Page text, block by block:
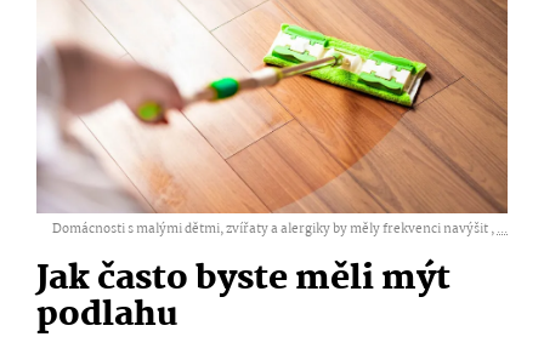
Domácnosti s malými dětmi, zvířaty a alergiky by měly frekvenci navýšit ,...
Jak často byste měli mýt
podlahu